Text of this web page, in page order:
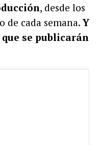
, desde los
de cada semana.Y
se publicarán